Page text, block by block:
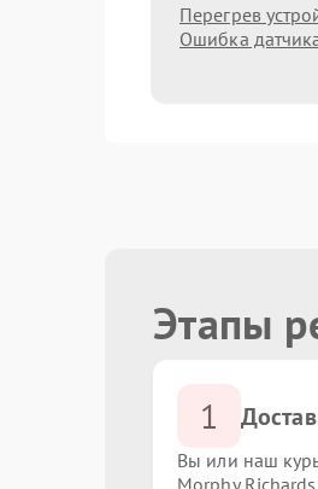
Перегрев
Ошибка
Этапы
1
Вы или наш
Morphy